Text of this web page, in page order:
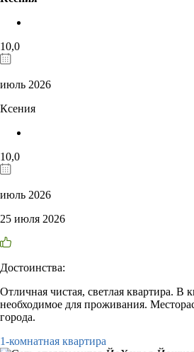
10,0
июль 2026
Ксения
10,0
июль 2026
25 июля 2026
Достоинства:
Отличная чистая, светлая квартира. В
необходимое для проживания.
города.
1-комнатная квартира